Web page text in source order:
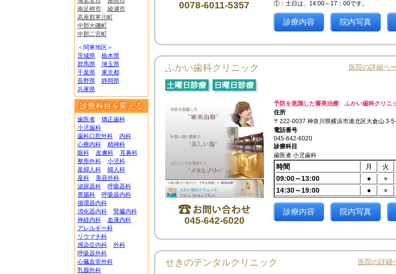
南足柄市
綾瀬市
高座郡寒川町
中郡大磯町
中郡二宮町
＜関東地区＞
茨城県
栃木県
群馬県
埼玉県
千葉県
東京都
長野県
静岡県
兵庫県
診療科目を変える
歯医者
矯正歯科
小児歯科
歯科口腔外科
内科
心療内科
精神科
眼科
皮膚科
耳鼻科
整形外科
小児科
産婦人科
婦人科
産科
美容外科
泌尿器科
呼吸器科
胃腸科
呼吸器内科
循環器内科
消化器内科
腎臓内科
神経内科
血液内科
アレルギー科
リウマチ科
感染症内科
外科
呼吸器外科
心臓血管外科
乳腺外科
0078-6011-5357 ①：土日は、14:00～17：00です。
診療内容 院内写真
ふかい歯科クリニック 医院の詳細ペ
045-642-6020
予防を意識した審美治療 ふかい歯科クリニ
住所
〒222-0037 神奈川県横浜市港北区大倉山 3-
電話番号
045-642-6020
診療科目
歯医者 小児歯科
時間 月 火
09:00～13:00
● ×
14:30～19:00
● ×
診療内容 院内写真
せきのデンタルクリニック 医院の詳細